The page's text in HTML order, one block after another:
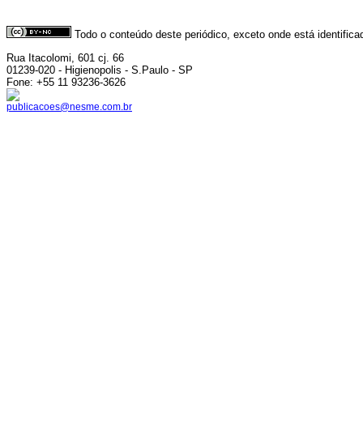
Todo o conteúdo deste periódico, exceto onde está
Rua Itacolomi, 601 cj. 66
01239-020 - Higienopolis - S.Paulo - SP
Fone: +55 11 93236-3626
publicacoes@nesme.com.br